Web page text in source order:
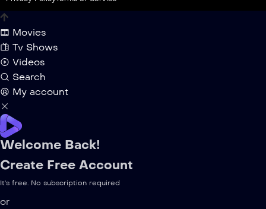
Movies
Tv Shows
Videos
Search
My account
Welcome Back!
Create Free Account
It's free. No subscription required
or